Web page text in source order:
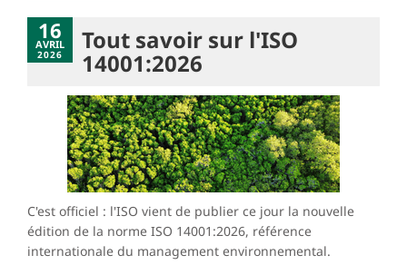
16
AVRIL
2026 Tout savoir sur l'ISO
14001:2026
C'est officiel : l'ISO vient de publier ce jour la nouvelle
édition de la norme ISO 14001:2026, référence
internationale du management environnemental.